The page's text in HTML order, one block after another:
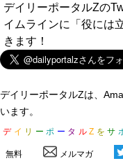
デイリーポータルZの
イムラインに「役には
きます！
デイリーポータルZは、
います。
デ イ リ ー ポ ー タ ル Z を サ
無料 メルマガ